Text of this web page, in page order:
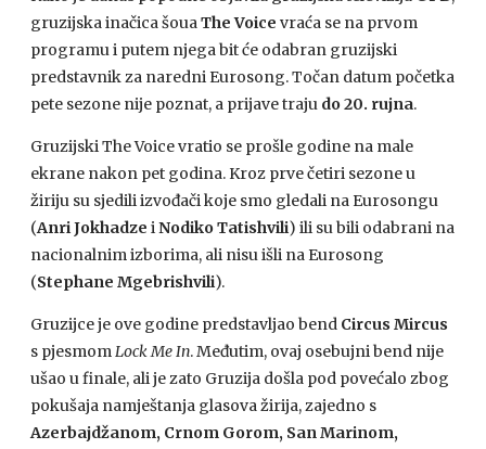
gruzijska inačica šouaThe Voice vraća se na prvom
programu i putem njega bit će odabran gruzijski
predstavnik za naredni Eurosong. Točan datum početka
pete sezone nije poznat, a prijave traju do 20. rujna.
Gruzijski The Voice vratio se prošle godine na male
ekrane nakon pet godina. Kroz prve četiri sezone u
žiriju su sjedili izvođači koje smo gledali na Eurosongu
(Anri Jokhadze iNodiko Tatishvili) ili su bili odabrani na
nacionalnim izborima, ali nisu išli na Eurosong
(Stephane Mgebrishvili).
Gruzijce je ove godine predstavljao bend Circus Mircus
s pjesmomLock Me In. Međutim, ovaj osebujni bend nije
ušao u finale, ali je zato Gruzija došla pod povećalo zbog
pokušaja namještanja glasova žirija, zajedno s
Azerbajdžanom, Crnom Gorom, San Marinom,